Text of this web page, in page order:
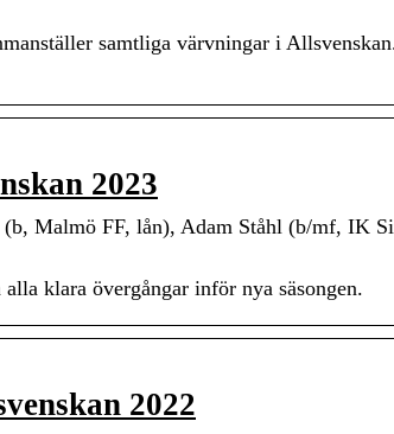
samtliga värvningar i
2023
Malmö FF, lån), Adam Ståhl (b/mf, IK
klara övergångar inför nya säsongen.
2022